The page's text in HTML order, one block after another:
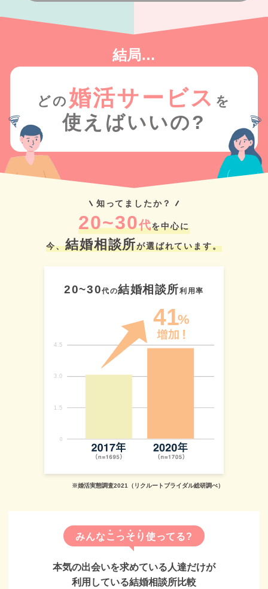
結婚相談所
結局…
どの 婚活サービス を
使えばいいの?
知ってましたか？
20~30代を中心に
今、結婚相談所が選ばれています。
20~30代の結婚相談所利用率
※婚活実態調査2021（リクルートブライダル総研調べ）
みんなこ っそ り 使ってる?
本気の出会いを求めている人達だけが
利用している結婚相談所比較